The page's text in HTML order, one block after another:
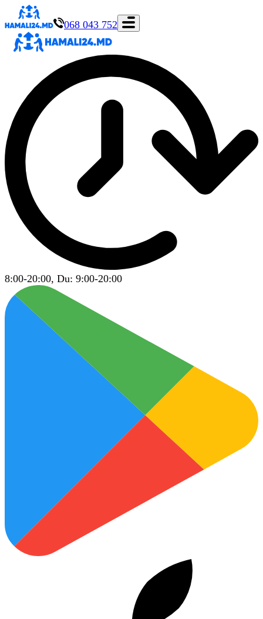
068 043 752
8:00-20:00, Du: 9:00-20:00